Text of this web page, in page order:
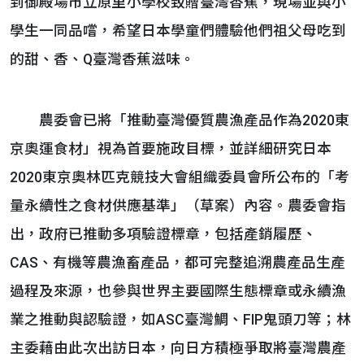
學生一同品嚐，希望日本學童們體驗他們祖父母吃到
的甜、香、Q臺灣香蕉滋味。
農委會已將「推動臺灣優質農漁產品作為2020東
京奧運食材」視為首要施政目標，並詳細研究日本
2020東京奧林匹克競技大會組織委員會所公布的「考
量永續性之食材供應基準」（草案）內容。農委會指
出，政府已推動多項驗證標章，包括產銷履歷、
CAS、有機等農漁畜產品，都可完整追溯農產品生產
過程及來源，也參與世界主要國際生態標章或永續漁
業之推動與認驗證，如ASC臺灣鯛、FIP鬼頭刀等；林
主委藉由此次出訪日本，向日方積極爭取將臺灣農產